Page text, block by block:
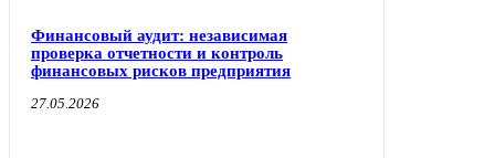
Финансовый аудит: независимая
проверка отчетности и контроль
финансовых рисков предприятия
27.05.2026